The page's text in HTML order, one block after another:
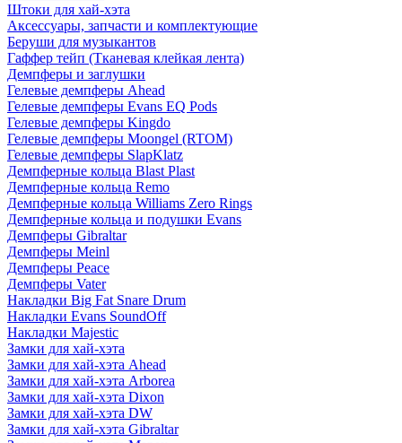
Штоки для хай-хэта
Аксессуары, запчасти и комплектующие
Беруши для музыкантов
Гаффер тейп (Тканевая клейкая лента)
Демпферы и заглушки
Гелевые демпферы Ahead
Гелевые демпферы Evans EQ Pods
Гелевые демпферы Kingdo
Гелевые демпферы Moongel (RTOM)
Гелевые демпферы SlapKlatz
Демпферные кольца Blast Plast
Демпферные кольца Remo
Демпферные кольца Williams Zero Rings
Демпферные кольца и подушки Evans
Демпферы Gibraltar
Демпферы Meinl
Демпферы Peace
Демпферы Vater
Накладки Big Fat Snare Drum
Накладки Evans SoundOff
Накладки Majestic
Замки для хай-хэта
Замки для хай-хэта Ahead
Замки для хай-хэта Arborea
Замки для хай-хэта Dixon
Замки для хай-хэта DW
Замки для хай-хэта Gibraltar